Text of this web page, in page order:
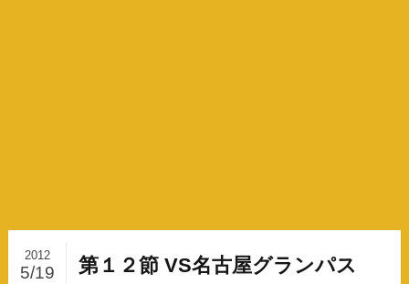
第１２節 VS名古屋グランパス
2012
5/19